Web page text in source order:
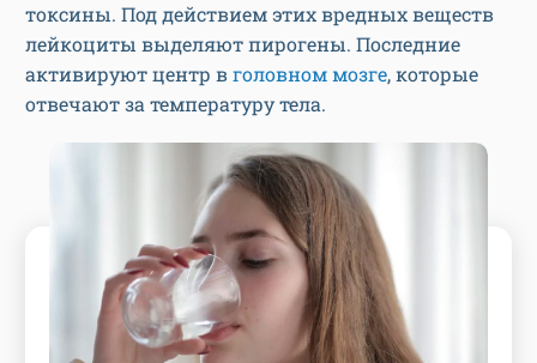
токсины. Под действием этих вредных веществ
лейкоциты выделяют пирогены. Последние
активируют центр вголовном мозге, которые
отвечают за температуру тела.